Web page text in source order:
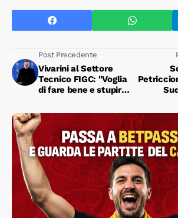
Post Precedente
Vivarini al Settore
Tecnico FIGC: "Voglia
di fare bene e stupire
massimo"